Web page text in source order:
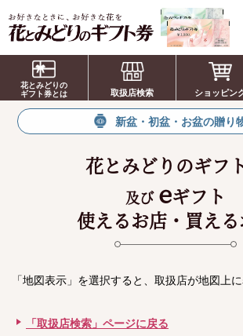
お祝い、お盆、新盆、お彼岸、喪中、お供
え、見舞い、返事、供花、線香贈答におすす
めのギフト
花とみどりの
ギフト券とは
取扱店検索 ショッピン
新盆・初盆・お盆の贈り
花とみどりのギフ
及び eギフト
使えるお店・買え
「地図表示」を選択すると、取扱店が地図上に
「取扱店検索」ページに戻る